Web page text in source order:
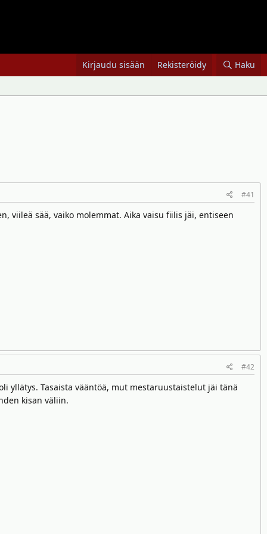
Kirjaudu sisään Rekisteröidy Haku
#41
viileä sää, vaiko molemmat. Aika vaisu fiilis jäi, entiseen
#42
yllätys. Tasaista vääntöä, mut mestaruustaistelut jäi tänä
kisan väliin.